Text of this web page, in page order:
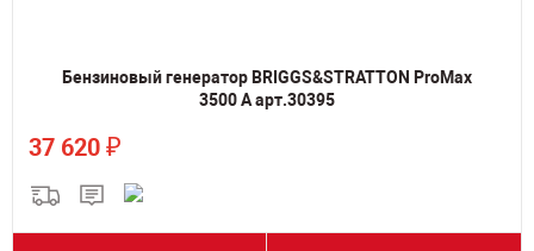
Бензиновый генератор BRIGGS&STRATTON ProMax
3500 A арт.30395
37 620 ₽